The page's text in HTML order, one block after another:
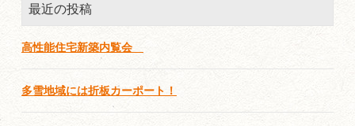
最近の投稿
高性能住宅新築内覧会
多雪地域には折板カーポート！